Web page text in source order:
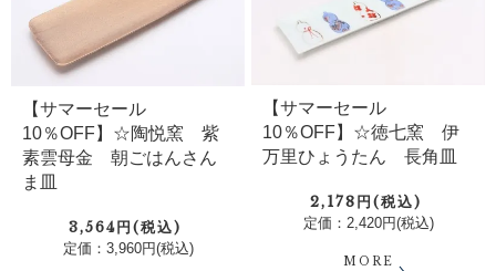
【サマーセール
10％OFF】☆陶悦窯 紫
素雲母金 朝ごはんさん
ま皿
3,564円(税込)
定価：3,960円(税込)
【サマーセール
10％OFF】☆徳七窯 伊
万里ひょうたん 長角皿
2,178円(税込)
定価：2,420円(税込)
MORE